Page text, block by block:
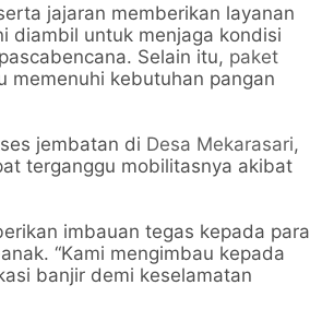
jajaran memberikan layanan
diambil untuk menjaga kondisi
Selain itu, paket
memenuhi kebutuhan pangan
jembatan di Desa Mekarasari,
terganggu mobilitasnya akibat
imbauan tegas kepada para
“Kami mengimbau kepada
banjir demi keselamatan